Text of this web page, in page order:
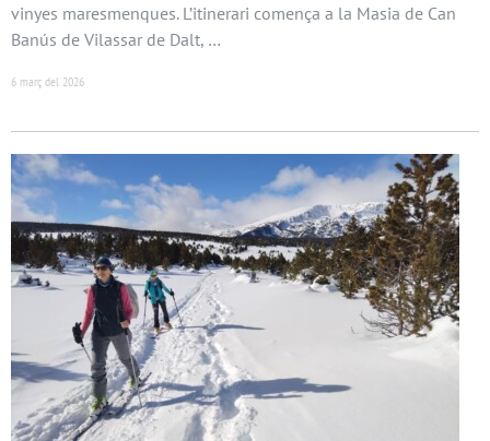
vinyes maresmenques. L’itinerari comença a la Masia de Can
Banús de Vilassar de Dalt, …
6 març del 2026